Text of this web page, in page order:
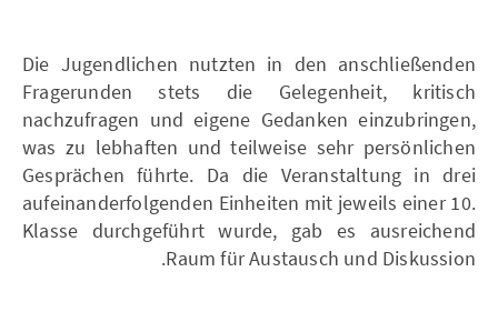
Die Jugendlichen nutzten in den anschließenden
Fragerunden stets die Gelegenheit, kritisch
nachzufragen und eigene Gedanken einzubringen,
was zu lebhaften und teilweise sehr persönlichen
Gesprächen führte. Da die Veranstaltung in drei
aufeinanderfolgenden Einheiten mit jeweils einer 10.
Klasse durchgeführt wurde, gab es ausreichend
Raum für Austausch und Diskussion.